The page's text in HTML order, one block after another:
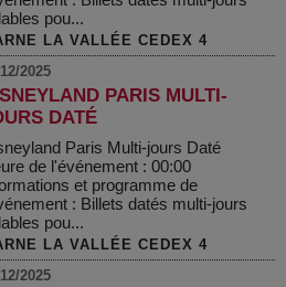
pou...
LA VALLÉE CEDEX 4
2025
PARIS MULTI-
DATÉ
Paris Multi-jours Daté
de l'événement : 00:00
et programme de
: Billets datés multi-jours
pou...
LA VALLÉE CEDEX 4
2025